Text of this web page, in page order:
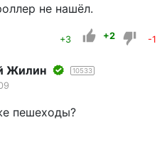
не нашёл.
+3 +2 -1
Жилин 10533
пешеходы?